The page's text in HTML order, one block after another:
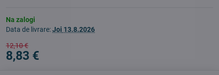
Na zalogi
Data de livrare:Joi 13.8.2026
12,10 €
8,83 €